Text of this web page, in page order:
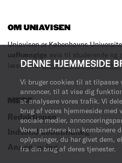
DENNE HJEMMESIDE
Vi bruger cookies til at tilpasse
annoncer, til at vise dig
at analysere vores trafik. Vi
brug af vores hjemmeside med
sociale medier,
Vores partnere kan kombinere
oplysninger, du har givet dem,
fra din brug af deres tjenester.
OM UNIAVISEN
Uniavisen er Københavns
uafhængige avis til studerende og
læse med.Læs mere om avisen her.
MERE
Redaktionen
Indsend debatindlæg
Annoncering